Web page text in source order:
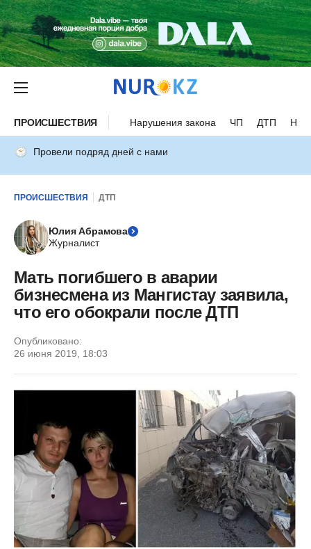
ПРОИСШЕСТВИЯ Нарушения закона ЧП ДТП
Провели подряд дней с нами
ПРОИСШЕСТВИЯ ДТП
Юлия Абрамова
Журналист
Мать погибшего в аварии
бизнесмена из Мангистау заявила,
что его обокрали после ДТП
Опубликовано:
26 июня 2019, 18:03